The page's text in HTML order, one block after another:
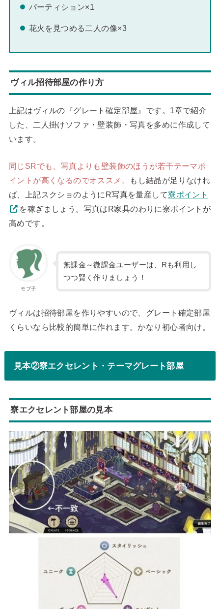
パーティション×1
花火を見つめる二人の像×3
ヴィル招待部屋の作り方
上記はヴィルの『グレート確定部屋』です。1章で紹介
した、二人掛けソファ・壁装飾・写真を多めに作成して
います。
同じSRでも、写真よりも壁装飾のほうが若干テーマポ
イントが高くなるのでオススメ。
もし結晶が足りなけれ
ば、上記スクショのようにR写真を量産して寮ポイント
を稼ぎましょう。写真はR家具のわりに寮ポイントが
高めです。
モブ子
無課金～微課金ユーザーは、Rも利用し
つつ賢く作りましょう！
ヴィルは招待部屋を作りやすいので、グレート確定部屋
くらいなら比較的簡単に作れます。かなり初心者向け。
見本②寮エクセレント・テーマグレート部屋
寮エクセレント部屋の見本